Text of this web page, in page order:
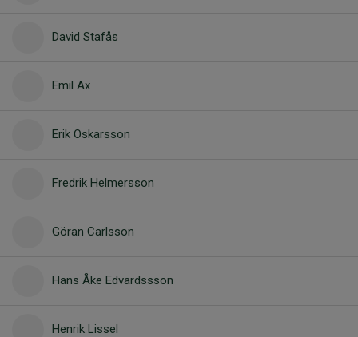
David Stafås
Emil Ax
Erik Oskarsson
Fredrik Helmersson
Göran Carlsson
Hans Åke Edvardssson
Henrik Lissel